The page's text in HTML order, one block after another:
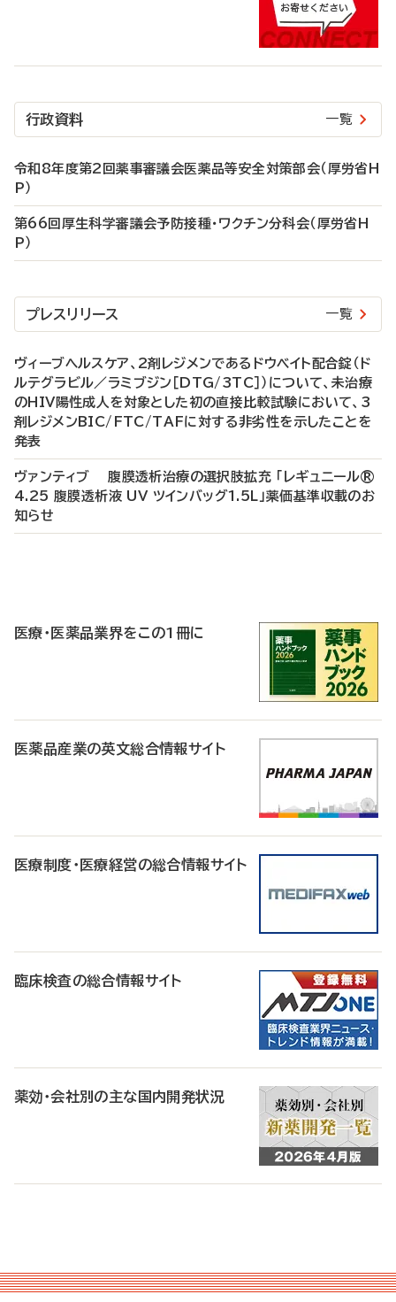
行政資料 一覧
令和8年度第2回薬事審議会医薬品等安全対策部会（厚労省H
P）
第66回厚生科学審議会予防接種・ワクチン分科会（厚労省H
P）
プレスリリース 一覧
ヴィーブヘルスケア、2剤レジメンであるドウベイト配合錠（ド
ルテグラビル／ラミブジン［DTG/3TC］）について、未治療
のHIV陽性成人を対象とした初の直接比較試験において、3
剤レジメンBIC/FTC/TAFに対する非劣性を示したことを
発表
ヴァンティブ 腹膜透析治療の選択肢拡充 「レギュニール®
4.25 腹膜透析液 UV ツインバッグ1.5L」薬価基準収載のお
知らせ
医療・医薬品業界をこの1冊に
医薬品産業の英文総合情報サイト
医療制度・医療経営の総合情報サイト
臨床検査の総合情報サイト
薬効・会社別の主な国内開発状況